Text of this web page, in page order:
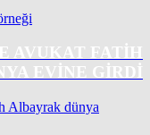
AVUKAT FATIH
EVINE GIRDI